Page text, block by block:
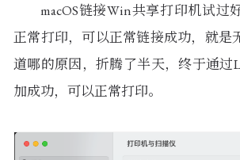
macOS链接Win共享打印机试过
正常打印，可以正常链接成功，就是
道哪的原因，折腾了半天，终于通过
加成功，可以正常打印。